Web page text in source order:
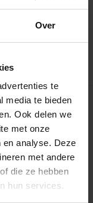
Over
te
media te bieden
Ook delen we
met onze
analyse. Deze
met andere
die ze hebben
hun services.